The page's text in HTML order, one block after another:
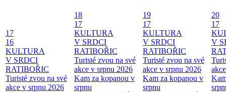
17
16
KULTURA
V SRDCI
RATIBOŘIC
Turisté zvou na své
akce v srpnu 2026
18
17
KULTURA
V SRDCI
RATIBOŘIC
Turisté zvou na své
akce v srpnu 2026
Kam za kopanou v
srpnu
19
17
KULTURA
V SRDCI
RATIBOŘIC
Turisté zvou na své
akce v srpnu 2026
Kam za kopanou v
srpnu
20
17
V